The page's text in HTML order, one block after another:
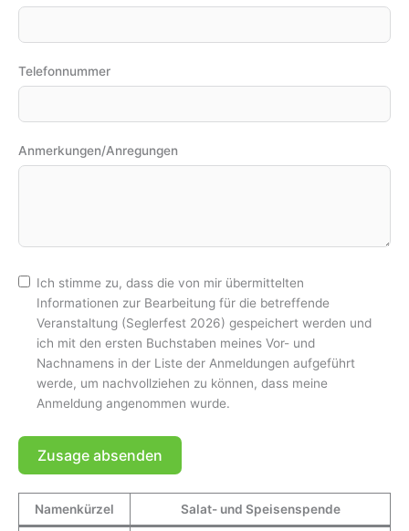
Telefonnummer
Anmerkungen/Anregungen
Ich stimme zu, dass die von mir übermittelten
Informationen zur Bearbeitung für die betreffende
Veranstaltung (Seglerfest 2026) gespeichert werden und
ich mit den ersten Buchstaben meines Vor- und
Nachnamens in der Liste der Anmeldungen aufgeführt
werde, um nachvollziehen zu können, dass meine
Anmeldung angenommen wurde.
Zusage absenden
l
Namenkürzel Salat- und Speisenspende